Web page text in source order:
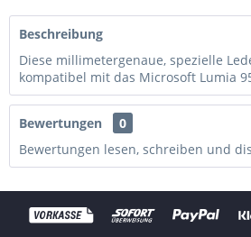
Beschreibung
Diese millimetergenaue, spezielle
kompatibel mit das Microsoft Lumia
Bewertungen
0
Bewertungen lesen, schreiben und